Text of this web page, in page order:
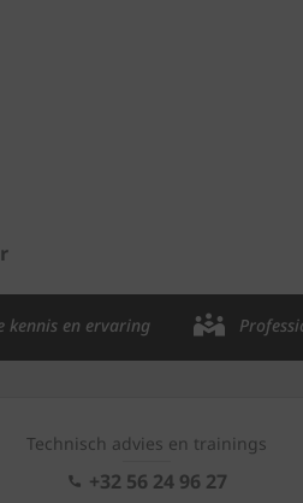
kennis en ervaring
Technisch advies en trainings
+32 56 24 96 27